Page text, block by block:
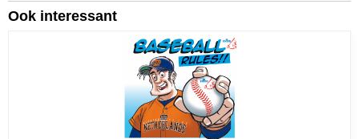
Ook interessant